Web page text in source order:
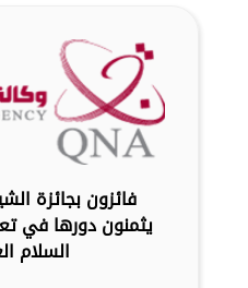
فائزون بجائزة
يثمنون دورها في
السلام